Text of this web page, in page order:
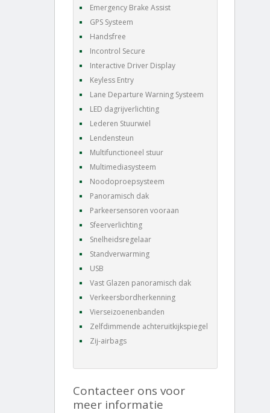
Emergency Brake Assist
GPS Systeem
Handsfree
Incontrol Secure
Interactive Driver Display
Keyless Entry
Lane Departure Warning Systeem
LED dagrijverlichting
Lederen Stuurwiel
Lendensteun
Multifunctioneel stuur
Multimediasysteem
Noodoproepsysteem
Panoramisch dak
Parkeersensoren vooraan
Sfeerverlichting
Snelheidsregelaar
Standverwarming
USB
Vast Glazen panoramisch dak
Verkeersbordherkenning
Vierseizoenenbanden
Zelfdimmende achteruitkijkspiegel
Zij-airbags
Contacteer ons voor
meer informatie